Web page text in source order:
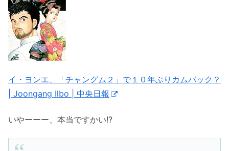
イ・ヨンエ、「チャングム２」で１０年ぶりカムバック？
| Joongang Ilbo | 中央日報
いやーーー、本当ですかい!?